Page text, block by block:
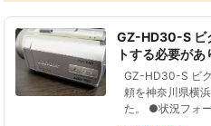
GZ-HD30-S ビ
トする必要が
浜市栄区
GZ-HD30-S ビ
頼を神奈川県横
た。 ●状況フォ